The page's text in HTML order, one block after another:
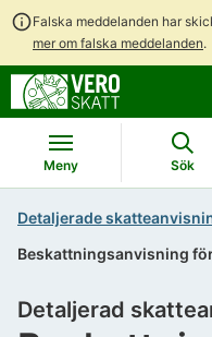
Falska meddelanden har
mer om falska meddelanden.
Meny Sök
Detaljerade
Beskattningsanvisning
Detaljerad